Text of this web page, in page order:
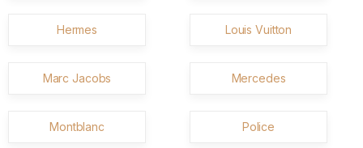
Hermes Louis Vuitton
Marc Jacobs Mercedes
Montblanc Police